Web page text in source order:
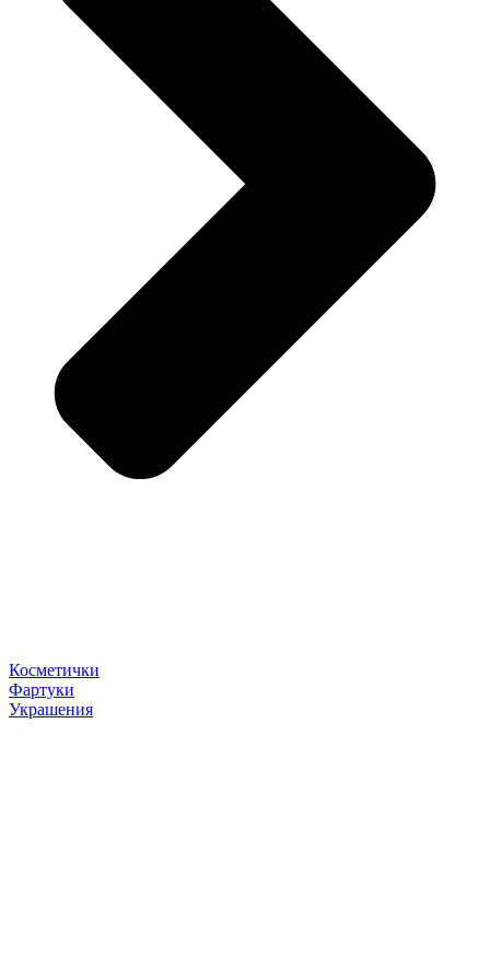
Косметички
Фартуки
Украшения